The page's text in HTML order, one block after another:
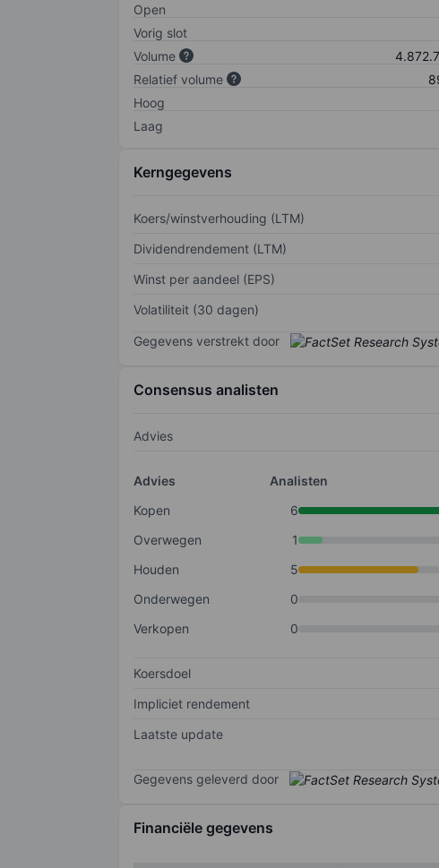
Open
Vorig slot
Volume
Relatief volume
Hoog
Laag
Kerngegevens
Koers/winstverhouding (LTM)
Dividendrendement (LTM)
Winst per aandeel (EPS)
Volatiliteit (30 dagen)
Gegevens verstrekt door
Consensus analisten
Advies
Advies
Analisten
Kopen
6
Overwegen
1
Houden
5
Onderwegen
0
Verkopen
0
Koersdoel
Impliciet rendement
Laatste update
Gegevens geleverd door
Financiële gegevens